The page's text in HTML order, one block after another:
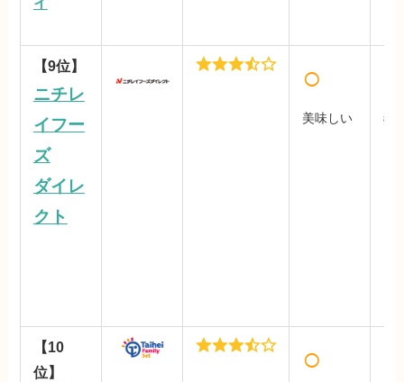
【9位】
ニチレ
イフー
ズ
ダイレ
クト
○
美味しい 819
【10
位】
○